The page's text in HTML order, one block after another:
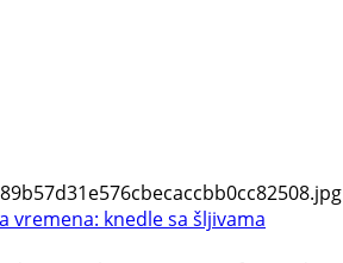
vremena: knedle sa šljivama